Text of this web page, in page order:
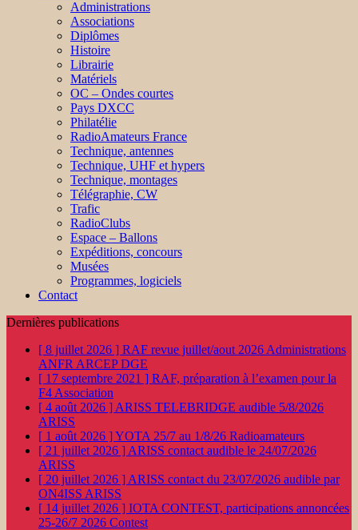
Administrations
Associations
Diplômes
Histoire
Librairie
Matériels
OC – Ondes courtes
Pays DXCC
Philatélie
RadioAmateurs France
Technique, antennes
Technique, UHF et hypers
Technique, montages
Télégraphie, CW
Trafic
RadioClubs
Espace – Ballons
Expéditions, concours
Musées
Programmes, logiciels
Contact
Dernières publications
[ 8 juillet 2026 ] RAF revue juillet/aout 2026 Administrations
ANFR ARCEP DGE
[ 17 septembre 2021 ] RAF, préparation à l’examen pour la
F4 Association
[ 4 août 2026 ] ARISS TELEBRIDGE audible 5/8/2026
ARISS
[ 1 août 2026 ]YOTA 25/7 au 1/8/26 Radioamateurs
[ 21 juillet 2026 ] ARISS contact audible le 24/07/2026
ARISS
[ 20 juillet 2026 ] ARISS contact du 23/07/2026 audible par
ON4ISS ARISS
[ 14 juillet 2026 ] IOTA CONTEST, participations annoncées
25-26/7 2026 Contest